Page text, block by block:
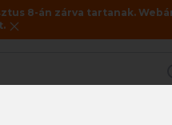
8-án zárva tartanak.